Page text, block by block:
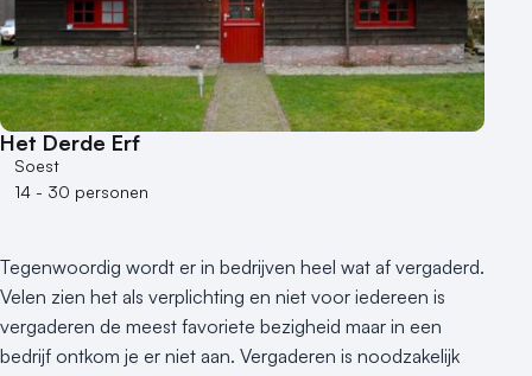
Het Derde Erf
Soest
14 - 30 personen
Tegenwoordig wordt er in bedrijven heel wat af vergaderd.
Velen zien het als verplichting en niet voor iedereen is
vergaderen de meest favoriete bezigheid maar in een
bedrijf ontkom je er niet aan. Vergaderen is noodzakelijk